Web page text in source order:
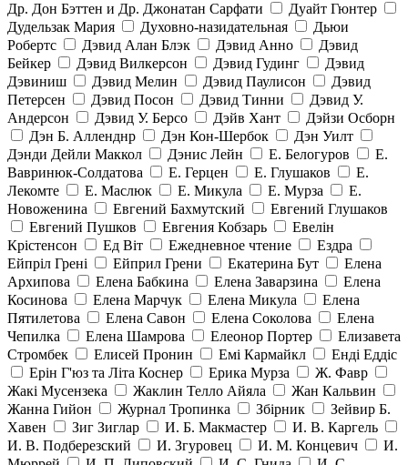
Др. Дон Бэттен и Др. Джонатан Сарфати
Дуайт Гюнтер
Дудельзак Мария
Духовно-назидательная
Дьюи
Робертс
Дэвид Алан Блэк Дэвид Анно
Дэвид
Бейкер
Дэвид Вилкерсон Дэвид Гудинг
Дэвид
Дэвиниш
Дэвид Мелин Дэвид Паулисон
Дэвид
Петерсен
Дэвид Посон Дэвид Тинни
Дэвид У.
Андерсон
Дэвид У. Берсо Дэйв Хант
Дэйзи Осборн
Дэн Б. Алленднр
Дэн Кон-Шербок
Дэн Уилт
Дэнди Дейли Маккол
Дэнис Лейн Е. Белогуров
Е.
Вавринюк-Солдатова
Е. Герцен Е. Глушаков
Е.
Лекомте
Е. Маслюк Е. Микула Е. Мурза
Е.
Новоженина
Евгений Бахмутский
Евгений Глушаков
Евгений Пушков
Евгения Кобзарь
Евелін
Крістенсон
Ед Віт Ежедневное чтение
Ездра
Ейпріл Грені
Ейприл Грени Екатерина Бут
Елена
Архипова
Елена Бабкина Елена Заварзина
Елена
Косинова
Елена Марчук Елена Микула
Елена
Пятилетова
Елена Савон Елена Соколова
Елена
Чепилка
Елена Шамрова Елеонор Портер
Елизавета
Стромбек
Елисей Пронин Емі Кармайкл
Ендi Еддiс
Ерін Г'юз та Літа Коснер
Ерика Мурза
Ж. Фавр
Жакі Мусензека
Жаклин Телло Айяла
Жан Кальвин
Жанна Гийон
Журнал Тропинка Збірник
Зейвир Б.
Хавен
Зиг Зиглар И. Б. Макмастер
И. В. Каргель
И. В. Подберезский
И. Згуровец И. М. Концевич
И.